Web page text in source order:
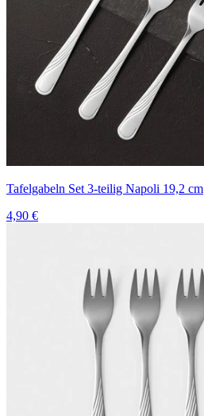
Tafelgabeln Set 3-teilig Napoli 19,2 cm
4,90 €